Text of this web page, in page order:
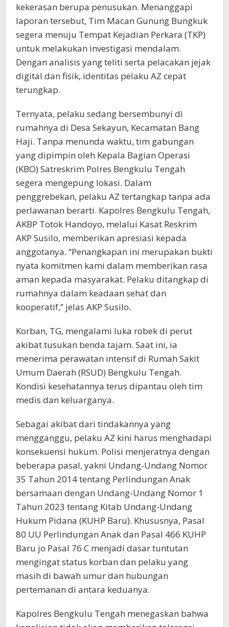
kekerasan berupa penusukan. Menanggapi
laporan tersebut, Tim Macan Gunung Bungkuk
segera menuju Tempat Kejadian Perkara (TKP)
untuk melakukan investigasi mendalam.
Dengan analisis yang teliti serta pelacakan jejak
digital dan fisik, identitas pelaku AZ cepat
terungkap.
Ternyata, pelaku sedang bersembunyi di
rumahnya di Desa Sekayun, Kecamatan Bang
Haji. Tanpa menunda waktu, tim gabungan
yang dipimpin oleh Kepala Bagian Operasi
(KBO) Satreskrim Polres Bengkulu Tengah
segera mengepung lokasi. Dalam
penggrebekan, pelaku AZ tertangkap tanpa ada
perlawanan berarti. Kapolres Bengkulu Tengah,
AKBP Totok Handoyo, melalui Kasat Reskrim
AKP Susilo, memberikan apresiasi kepada
anggotanya. “Penangkapan ini merupakan bukti
nyata komitmen kami dalam memberikan rasa
aman kepada masyarakat. Pelaku ditangkap di
rumahnya dalam keadaan sehat dan
kooperatif,” jelas AKP Susilo.
Korban, TG, mengalami luka robek di perut
akibat tusukan benda tajam. Saat ini, ia
menerima perawatan intensif di Rumah Sakit
Umum Daerah (RSUD) Bengkulu Tengah.
Kondisi kesehatannya terus dipantau oleh tim
medis dan keluarganya.
Sebagai akibat dari tindakannya yang
mengganggu, pelaku AZ kini harus menghadapi
konsekuensi hukum. Polisi menjeratnya dengan
beberapa pasal, yakni Undang-Undang Nomor
35 Tahun 2014 tentang Perlindungan Anak
bersamaan dengan Undang-Undang Nomor 1
Tahun 2023 tentang Kitab Undang-Undang
Hukum Pidana (KUHP Baru). Khususnya, Pasal
80 UU Perlindungan Anak dan Pasal 466 KUHP
Baru jo Pasal 76 C menjadi dasar tuntutan
mengingat status korban dan pelaku yang
masih di bawah umur dan hubungan
pertemanan di antara keduanya.
Kapolres Bengkulu Tengah menegaskan bahwa